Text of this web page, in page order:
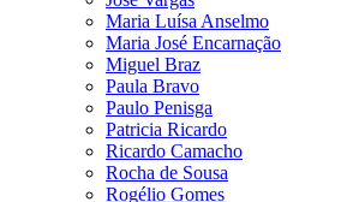
Maria Luísa Anselmo
Maria José Encarnação
Miguel Braz
Paula Bravo
Paulo Penisga
Patricia Ricardo
Ricardo Camacho
Rocha de Sousa
Rogélio Gomes